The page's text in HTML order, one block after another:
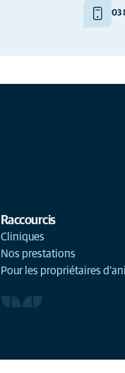
03
Raccourcis
Cliniques
Nos prestations
Pour les propriétaires